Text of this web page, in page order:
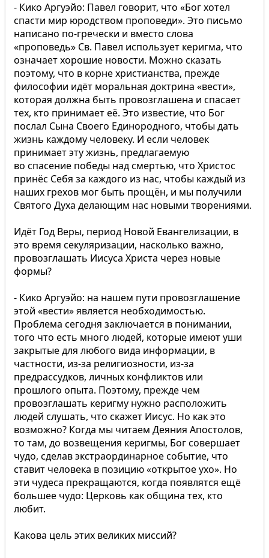
- Кико Аргуэйо: Павел говорит, что «Бог хотел
спасти мир юродством проповеди». Это письмо
написано по-гречески и вместо слова
«проповедь» Св. Павел использует керигма, что
означает хорошие новости. Можно сказать
поэтому, что в корне христианства, прежде
философии идёт моральная доктрина «вести»,
которая должна быть провозглашена и спасает
тех, кто принимает её. Это известие, что Бог
послал Сына Своего Единородного, чтобы дать
жизнь каждому человеку. И если человек
принимает эту жизнь, предлагаемую
во спасение победы над смертью, что Христос
принёс Себя за каждого из нас, чтобы каждый из
наших грехов мог быть прощён, и мы получили
Святого Духа делающим нас новыми творениями.
Идёт Год Веры, период Новой Евангелизации, в
это время секуляризации, насколько важно,
провозглашать Иисуса Христа через новые
формы?
- Кико Аргуэйо: на нашем пути провозглашение
этой «вести» является необходимостью.
Проблема сегодня заключается в понимании,
того что есть много людей, которые имеют уши
закрытые для любого вида информации, в
частности, из-за религиозности, из-за
предрассудков, личных конфликтов или
прошлого опыта. Поэтому, прежде чем
провозглашать керигму нужно расположить
людей слушать, что скажет Иисус. Но как это
возможно? Когда мы читаем Деяния Апостолов,
то там, до возвещения керигмы, Бог совершает
чудо, сделав экстраординарное событие, что
ставит человека в позицию «открытое ухо». Но
эти чудеса прекращаются, когда появлятся ещё
большее чудо: Церковь как община тех, кто
любит.
Какова цель этих великих миссий?